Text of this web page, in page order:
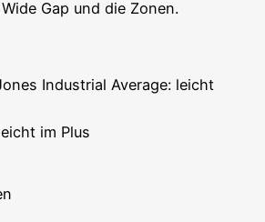
Gap und die Zonen.
Indus­tri­al Avera­ge: leicht
im Plus